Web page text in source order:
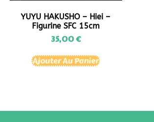
YUYU HAKUSHO – Hiei –
Figurine SFC 15cm
35,00€
Ajouter Au Panier